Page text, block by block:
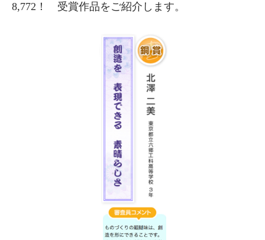
8,772！ 受賞作品をご紹介します。